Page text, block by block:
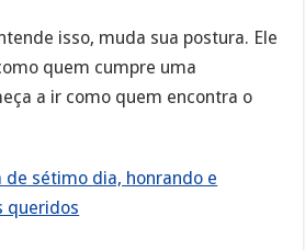
isso, muda sua postura. Ele
quem cumpre uma
a ir como quem encontra o
de sétimo dia, honrando e
queridos